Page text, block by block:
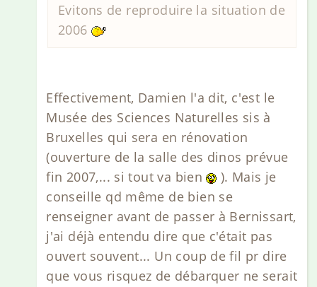
Evitons de reproduire la situation de
2006
Effectivement, Damien l'a dit, c'est le
Musée des Sciences Naturelles sis à
Bruxelles qui sera en rénovation
(ouverture de la salle des dinos prévue
fin 2007,... si tout va bien
). Mais je
conseille qd même de bien se
renseigner avant de passer à Bernissart,
j'ai déjà entendu dire que c'était pas
ouvert souvent... Un coup de fil pr dire
que vous risquez de débarquer ne serait